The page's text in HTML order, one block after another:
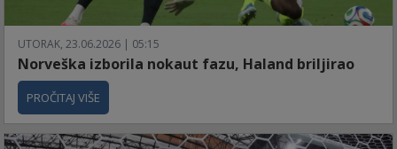
UTORAK, 23.06.2026 | 05:15
Norveška izborila nokaut fazu, Haland briljirao
PROČITAJ VIŠE